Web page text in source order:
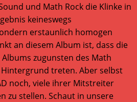
und Math Rock die Klinke in
keineswegs
erstaunlich homogen
an diesem Album ist, dass die
zugunsten des Math
Hintergrund treten. Aber selbst
noch, viele ihrer Mitstreiter
zu stellen. Schaut in unsere